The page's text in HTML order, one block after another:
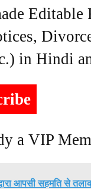
in Hindi
a VIP
आपसी सहमति से